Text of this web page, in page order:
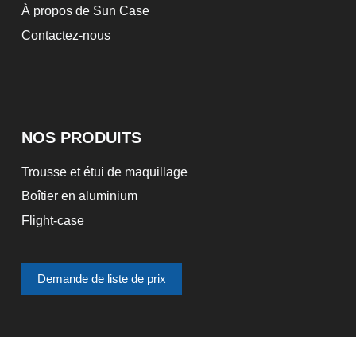
À propos de Sun Case
Contactez-nous
NOS PRODUITS
Trousse et étui de maquillage
Boîtier en aluminium
Flight-case
Demande de liste de prix